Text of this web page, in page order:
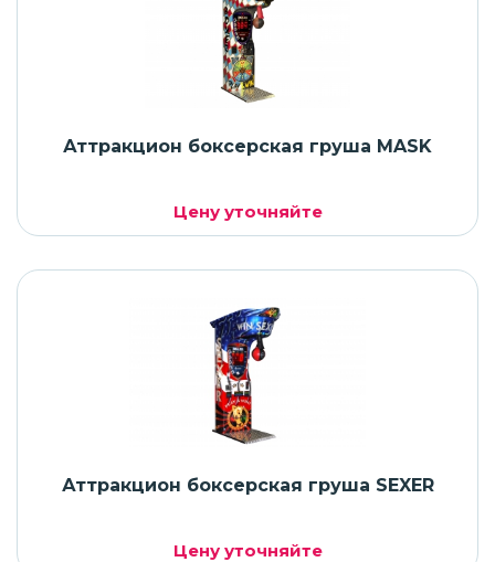
Аттракцион боксерская груша MASK
Цену уточняйте
Аттракцион боксерская груша SEXER
Цену уточняйте